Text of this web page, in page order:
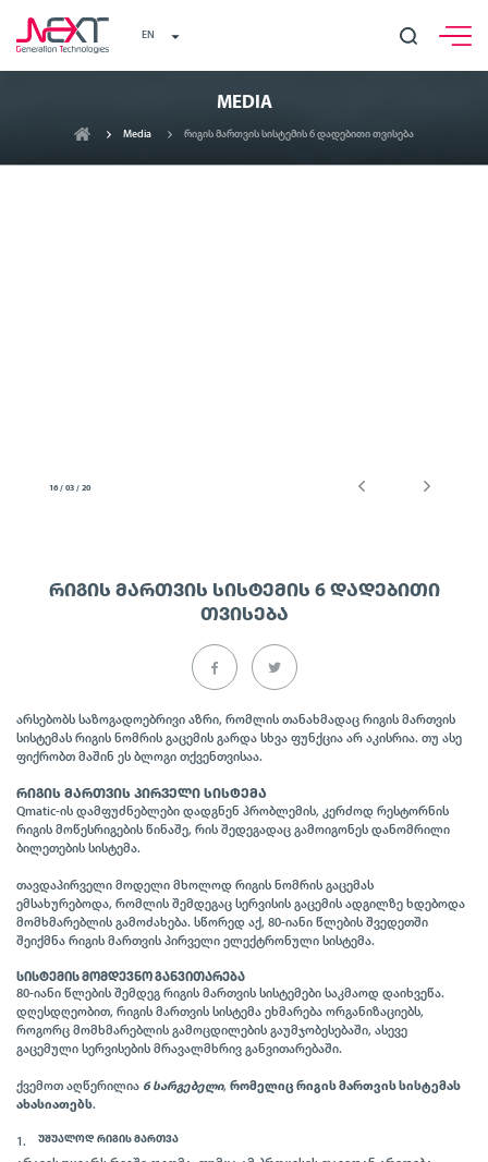
EN
MEDIA
Media რიგის მართვის სისტემის 6 დადებითი თვისება
16 / 03 / 20
ᲠᲘᲒᲘᲡ ᲛᲐᲠᲗᲕᲘᲡ ᲡᲘᲡᲢᲔᲛᲘᲡ 6 ᲓᲐᲓᲔᲑᲘᲗᲘ
ᲗᲕᲘᲡᲔᲑᲐ
არსებობს საზოგადოებრივი აზრი, რომლის თანახმადაც რიგის მართვის
სისტემას რიგის ნომრის გაცემის გარდა სხვა ფუნქცია არ აკისრია. თუ ასე
ფიქრობთ მაშინ ეს ბლოგი თქვენთვისაა.
ᲠᲘᲒᲘᲡ ᲛᲐᲠᲗᲕᲘᲡ ᲞᲘᲠᲕᲔᲚᲘ ᲡᲘᲡᲢᲔᲛᲐ
Qmatic-ის დამფუძნებლები დადგნენ პრობლემის, კერძოდ რესტორნის
რიგის მოწესრიგების წინაშე, რის შედეგადაც გამოიგონეს დანომრილი
ბილეთების სისტემა.
თავდაპირველი მოდელი მხოლოდ რიგის ნომრის გაცემას
ემსახურებოდა, რომლის შემდეგაც სერვისის გაცემის ადგილზე ხდებოდა
მომხმარებლის გამოძახება. სწორედ აქ, 80-იანი წლების შვედეთში
შეიქმნა რიგის მართვის პირველი ელექტრონული სისტემა.
ᲡᲘᲡᲢᲔᲛᲘᲡ ᲛᲝᲛᲓᲔᲕᲜᲝ ᲒᲐᲜᲕᲘᲗᲐᲠᲔᲑᲐ
80-იანი წლების შემდეგ რიგის მართვის სისტემები საკმაოდ დაიხვეწა.
დღესდღეობით, რიგის მართვის სისტემა ეხმარება ორგანიზაციებს,
როგორც მომხმარებლის გამოცდილების გაუმჯობესებაში, ასევე
გაცემული სერვისების მრავალმხრივ განვითარებაში.
ქვემოთ აღწერილია 6 სარგებელი, რომელიც რიგის მართვის სისტემას
ახასიათებს.
ᲣᲨᲣᲐᲚᲝᲓ ᲠᲘᲒᲘᲡ ᲛᲐᲠᲗᲕᲐ